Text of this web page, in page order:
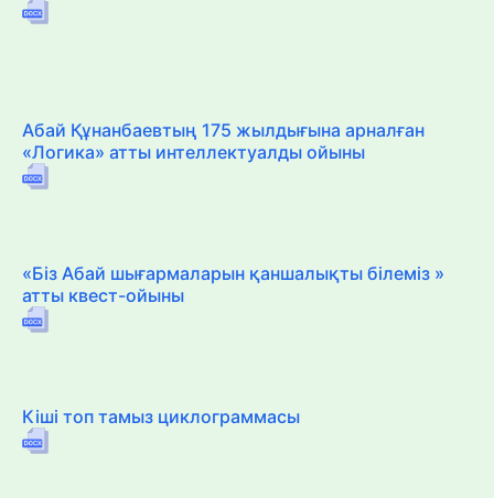
Абай Құнанбаевтың 175 жылдығына арналған
«Логика» атты интеллектуалды ойыны
«Біз Абай шығармаларын қаншалықты білеміз »
атты квест-ойыны
Кіші топ тамыз циклограммасы